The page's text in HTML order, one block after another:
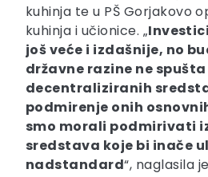
kuhinja te u PŠ Gorjakovo
kuhinja i učionice. „
još veće i izdašnije, no
državne razine ne
decentraliziranih
podmirenje onih
smo morali podmirivati
sredstava koje bi inače
nadstandard“, naglasila